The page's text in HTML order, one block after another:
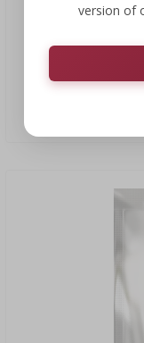
Bravčové črevá na
8,96 €
version of